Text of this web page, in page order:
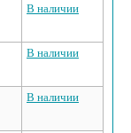
В наличии
В наличии
В наличии